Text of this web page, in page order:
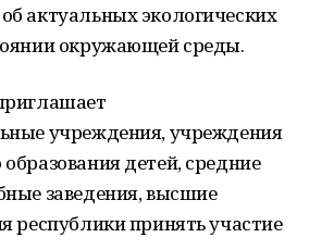
актуальных экологических
окружающей среды.
учреждения, учреждения
детей, средние
заведения, высшие
республики принять участие